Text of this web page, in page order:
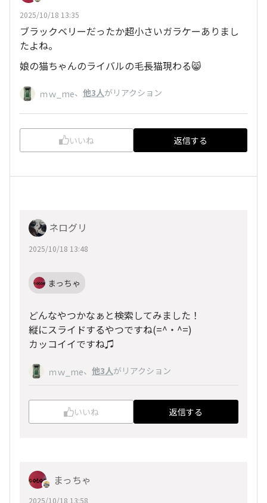
2025/10/18 13:35
ブラックベリーだったか超小さいガラケーありまし
たよね。
娘の猫ちゃんのライバルの毛長猫現わる😸
ｍｗ_me、 他3人がリアクション
いいね 返信する
ネログリ
2025/10/18 13:48
まっちゃ
どんなやつかなぁと検索してみました！
縦にスライドするやつですね(=^・^=)
カッコイイですね♫
ｍｗ_me、 他3人がリアクション
いいね 返信する
まっちゃ
2025/10/18 13:58